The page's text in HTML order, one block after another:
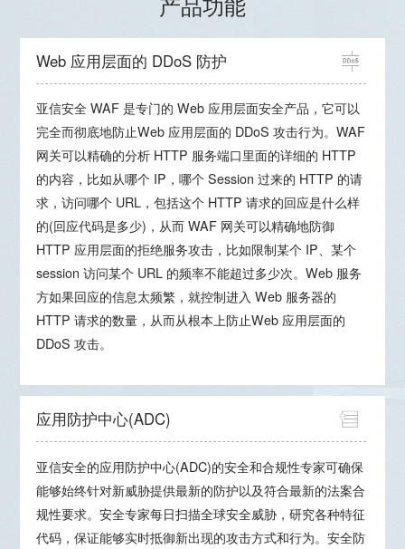
Web 应用层面的 DDoS 防护
亚信安全 WAF 是专门的 Web 应用层面安全产品，它可以
完全而彻底地防止Web 应用层面的 DDoS 攻击行为。WAF
网关可以精确的分析 HTTP 服务端口里面的详细的 HTTP
的内容，比如从哪个 IP，哪个 Session 过来的 HTTP 的请
求，访问哪个 URL，包括这个 HTTP 请求的回应是什么样
的(回应代码是多少)，从而 WAF 网关可以精确地防御
HTTP 应用层面的拒绝服务攻击，比如限制某个 IP、某个
session 访问某个 URL 的频率不能超过多少次。Web 服务
方如果回应的信息太频繁，就控制进入 Web 服务器的
HTTP 请求的数量，从而从根本上防止Web 应用层面的
DDoS 攻击。
应用防护中心(ADC)
亚信安全的应用防护中心(ADC)的安全和合规性专家可确保
能够始终针对新威胁提供最新的防护以及符合最新的法案合
规性要求。安全专家每日扫描全球安全威胁，研究各种特征
代码，保证能够实时抵御新出现的攻击方式和行为。安全防